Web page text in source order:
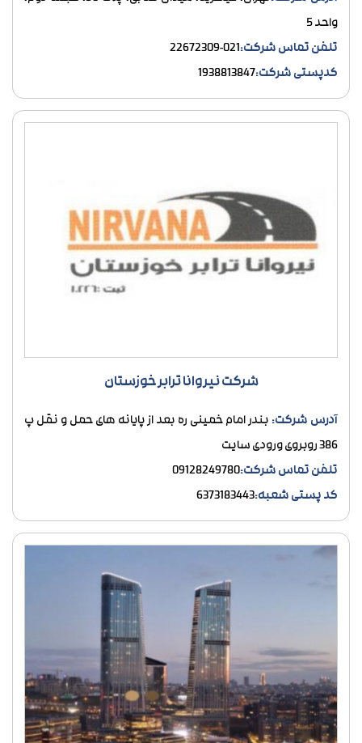
واحد 5
تلفن تماس شرکت:021-22672309
کدپستی شرکت:1938813847
شرکت نیروانا ترابر خوزستان
آدرس شرکت: بندر امام خمینی ره بعد از پایانه های حمل و نقل پ
386 روبروی ورودی سایت
تلفن تماس شرکت:09128249780
کد پستی شعبه:6373183443